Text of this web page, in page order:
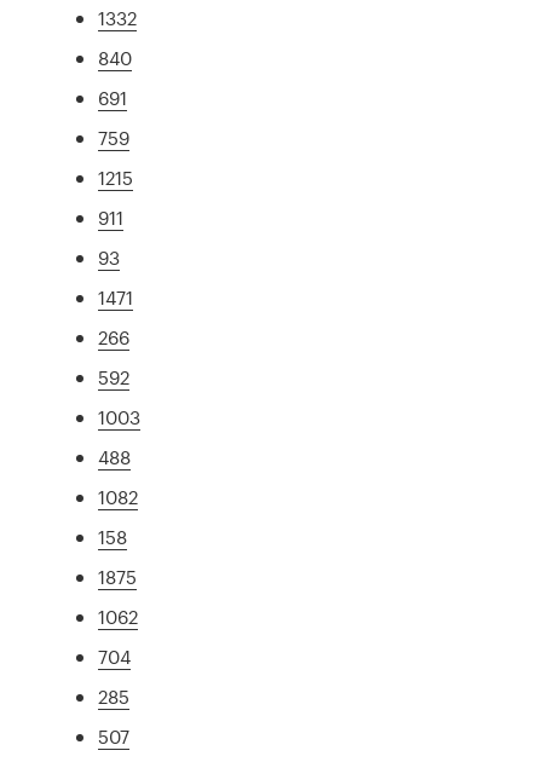
1332
840
691
759
1215
911
93
1471
266
592
1003
488
1082
158
1875
1062
704
285
507